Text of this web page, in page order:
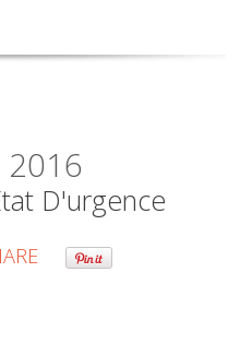
2016
D'urgence